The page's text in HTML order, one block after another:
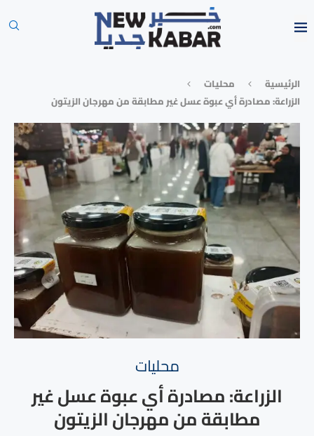
الرئيسية
محليات
الزراعة: مصادرة أي عبوة عسل غير مطابقة من مهرجان الزيتون
محليات
الزراعة: مصادرة أي عبوة عسل غير
مطابقة من مهرجان الزيتون